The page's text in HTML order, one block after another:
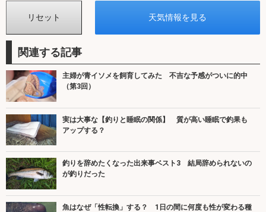
関連する記事
主婦が青イソメを飼育してみた 不吉な予感がついに的中
（第3回）
実は大事な【釣りと睡眠の関係】 質が高い睡眠で釣果も
アップする？
釣りを辞めたくなった出来事ベスト3 結局辞められないの
が釣りだった
魚はなぜ「性転換」する？ 1日の間に何度も性が変わる種